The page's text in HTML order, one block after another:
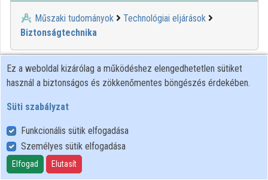
Műszaki tudományok
Technológiai eljárások
Biztonságtechnika
00:21:58 KIFÜ
Ez a weboldal kizárólag a működéshez elengedhetetlen sütiket
használ a biztonságos és zökkenőmentes böngészés érdekében.
Süti szabályzat
Funkcionális sütik elfogadása
Személyes sütik elfogadása
Elfogad Elutasít